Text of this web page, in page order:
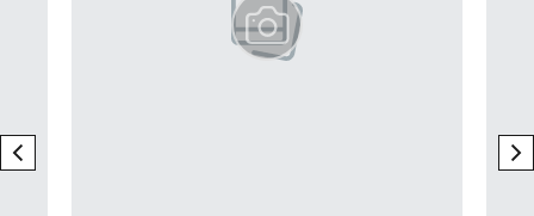
previous element